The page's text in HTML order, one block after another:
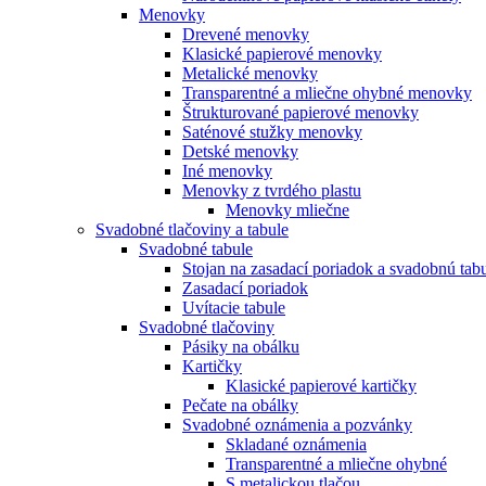
Menovky
Drevené menovky
Klasické papierové menovky
Metalické menovky
Transparentné a mliečne ohybné menovky
Štrukturované papierové menovky
Saténové stužky menovky
Detské menovky
Iné menovky
Menovky z tvrdého plastu
Menovky mliečne
Svadobné tlačoviny a tabule
Svadobné tabule
Stojan na zasadací poriadok a svadobnú
Zasadací poriadok
Uvítacie tabule
Svadobné tlačoviny
Pásiky na obálku
Kartičky
Klasické papierové kartičky
Pečate na obálky
Svadobné oznámenia a pozvánky
Skladané oznámenia
Transparentné a mliečne ohybné